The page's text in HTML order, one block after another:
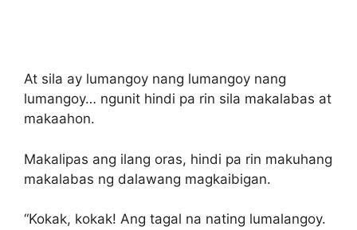
At sila ay lumangoy nang lumangoy nang
lumangoy… ngunit hindi pa rin sila makalabas at
makaahon.
Makalipas ang ilang oras, hindi pa rin makuhang
makalabas ng dalawang magkaibigan.
“Kokak, kokak! Ang tagal na nating lumalangoy.